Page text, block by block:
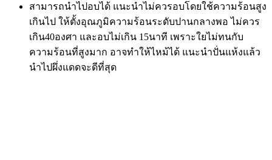
สามารถนำไปอบได้ แนะนำไม่ควรอบโดยใช้ความร้อนสูง
เกินไป ให้ตั้งอุณภูมิความร้อนระดับปานกลางพอ ไม่ควร
เกิน40องศา และอบไม่เกิน 15นาที เพราะใยไม่ทนกับ
ความร้อนที่สูงมาก อาจทำให้ไหม้ได้ แนะนำปั่นแห้งแล้ว
นำไปผึ่งแดดจะดีที่สุด